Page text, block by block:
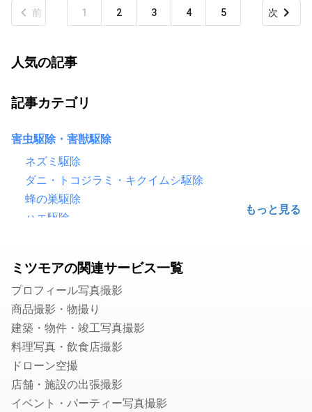
前 1 2 3 4 5 次
人気の記事
記事カテゴリ
害虫駆除・害獣駆除
ネズミ駆除
ダニ・トコジラミ・キクイムシ駆除
蜂の巣駆除
ハエ駆除
シロアリ駆除
毛虫・チャドクガ駆除
コウモリ駆除
クモ駆除
ハクビシン・アライグマ・狸・イタチ駆除
ムカデ・ヤスデ・ゲジゲジ駆除
水のトラブル
ミツモアの関連サービス一覧
プロフィール写真撮影
商品撮影・物撮り
建築・物件・竣工写真撮影
料理写真・飲食店撮影
ドローン空撮
店舗・施設の出張撮影
イベント・パーティー写真撮影